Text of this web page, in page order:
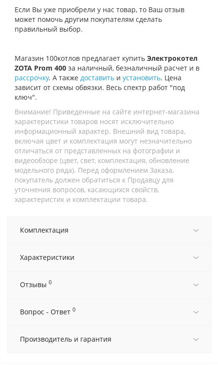
Если Вы уже приобрели у нас товар, то Ваш отзыв
может помочь другим покупателям сделать
правильный выбор.
Магазин 100котлов предлагает купить Электрокотел
ZOTA Prom 400 за наличный, безналичный расчет и в
рассрочку. А также доставить и установить. Цена
зависит от схемы обвязки. Весь спектр работ "под
ключ".
Внимание! Приведенные на сайте интернет-магазина
характеристики товаров носят исключительно
информационный характер. Внешний вид товара,
включая цвет и комплектация могут незначительно
отличаться от представленных на фотографии и
видеообзоре (цвет, свет, комплектация, обновление
модельного ряда). Перед оформлением Заказа,
покупатель должен обратиться к Продавцу для
уточнения вопросов, касающихся свойств,
характеристик и комплектации товара.
Комплектация
Характеристики
Отзывы 0
Вопрос - Ответ 0
Производитель и гарантия